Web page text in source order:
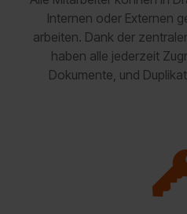
Internen oder Externen
arbeiten. Dank der
haben alle jederzeit
Dokumente, und